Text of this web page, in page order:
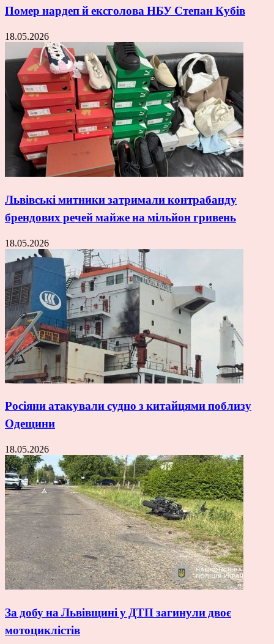
Помер нардеп й ексголова НБУ Степан Кубів
18.05.2026
Львівські митники затримали контрабанду
брендових речей майже на мільйон гривень
18.05.2026
Росіяни атакували судно з китайцями поблизу
Одещини
18.05.2026
За добу на Львівщині у ДТП загинули двоє
мотоциклістів